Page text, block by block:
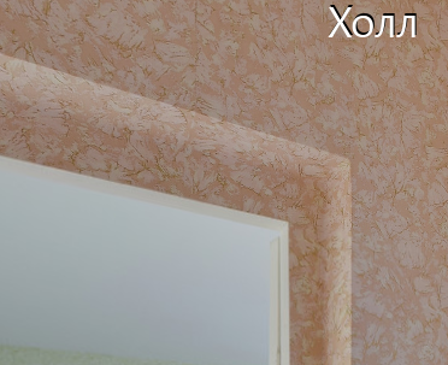
Холл
Холл